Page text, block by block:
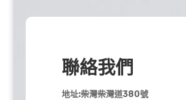
聯絡我們
地址:柴灣柴灣道380號